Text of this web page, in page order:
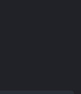
Linkedin